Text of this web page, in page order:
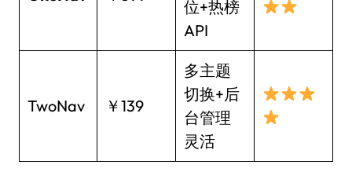
位+热榜
API
TwoNav ￥139
多主题
切换+后
台管理
灵活